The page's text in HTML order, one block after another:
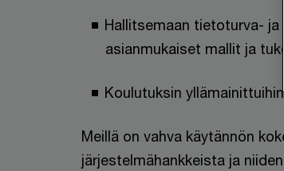
Hallitsemaan tietoturva- ja
asianmukaiset mallit ja
Koulutuksin
Meillä on vahva käytännön
järjestelmähankkeista ja